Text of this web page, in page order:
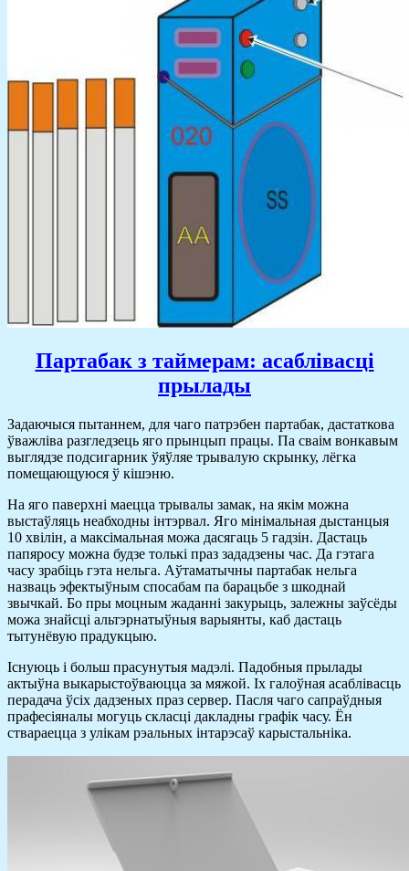
Партабак з таймерам: асаблівасці
прылады
Задаючыся пытаннем, для чаго патрэбен партабак, дастаткова
ўважліва разгледзець яго прынцып працы. Па сваім вонкавым
выглядзе подсигарник ўяўляе трывалую скрынку, лёгка
помещающуюся ў кішэню.
На яго паверхні маецца трывалы замак, на якім можна
выстаўляць неабходны інтэрвал. Яго мінімальная дыстанцыя
10 хвілін, а максімальная можа дасягаць 5 гадзін. Дастаць
папяросу можна будзе толькі праз зададзены час. Да гэтага
часу зрабіць гэта нельга. Аўтаматычны партабак нельга
назваць эфектыўным спосабам па барацьбе з шкоднай
звычкай. Бо пры моцным жаданні закурыць, залежны заўсёды
можа знайсці альтэрнатыўныя варыянты, каб дастаць
тытунёвую прадукцыю.
Існуюць і больш прасунутыя мадэлі. Падобныя прылады
актыўна выкарыстоўваюцца за мяжой. Іх галоўная асаблівасць
перадача ўсіх дадзеных праз сервер. Пасля чаго сапраўдныя
прафесіяналы могуць скласці дакладны графік часу. Ён
ствараецца з улікам рэальных інтарэсаў карыстальніка.